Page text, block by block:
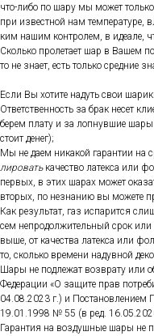
что-ли­бо по ша­ру мы мо­жет
при из­вес­тной нам тем­пе­рату­ре,
ким на­шим кон­тро­лем, в иде­але,
Сколь­ко про­лета­ет шар в Ва­шем
то не зна­ет, есть толь­ко сред­ние
Ес­ли Вы хо­тите на­дуть свои
От­ветс­твен­ность за брак не­сет
бе­рем пла­ту и за лоп­нувшие
сто­ит де­нег);
Мы не да­ем ни­какой га­ран­тии на
лиро­ватька­чес­тво ла­тек­са или
пер­вых, в этих ша­рах мо­жет
вто­рых, по нез­на­нию вы мо­жете
Как ре­зуль­тат, газ ис­па­рит­ся
сем неп­ро­дол­жи­тель­ный срок
вы­ше, от ка­чес­тва ла­тек­са или
то, сколь­ко вре­мени на­дув­ной
Ша­ры не под­ле­жат воз­вра­ту или
Фе­дера­ции «О за­щите прав
04.08.2023 г.) и Пос­та­нов­ле­ни­ем
19.01.1998 № 55 (в ред.
Га­ран­тия на воз­душные ша­ры не